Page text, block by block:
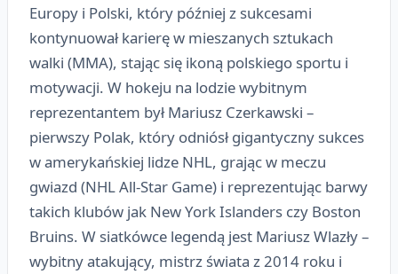
Europy i Polski, który później z sukcesami
kontynuował karierę w mieszanych sztukach
walki (MMA), stając się ikoną polskiego sportu i
motywacji. W hokeju na lodzie wybitnym
reprezentantem był Mariusz Czerkawski –
pierwszy Polak, który odniósł gigantyczny sukces
w amerykańskiej lidze NHL, grając w meczu
gwiazd (NHL All-Star Game) i reprezentując barwy
takich klubów jak New York Islanders czy Boston
Bruins. W siatkówce legendą jest Mariusz Wlazły –
wybitny atakujący, mistrz świata z 2014 roku i